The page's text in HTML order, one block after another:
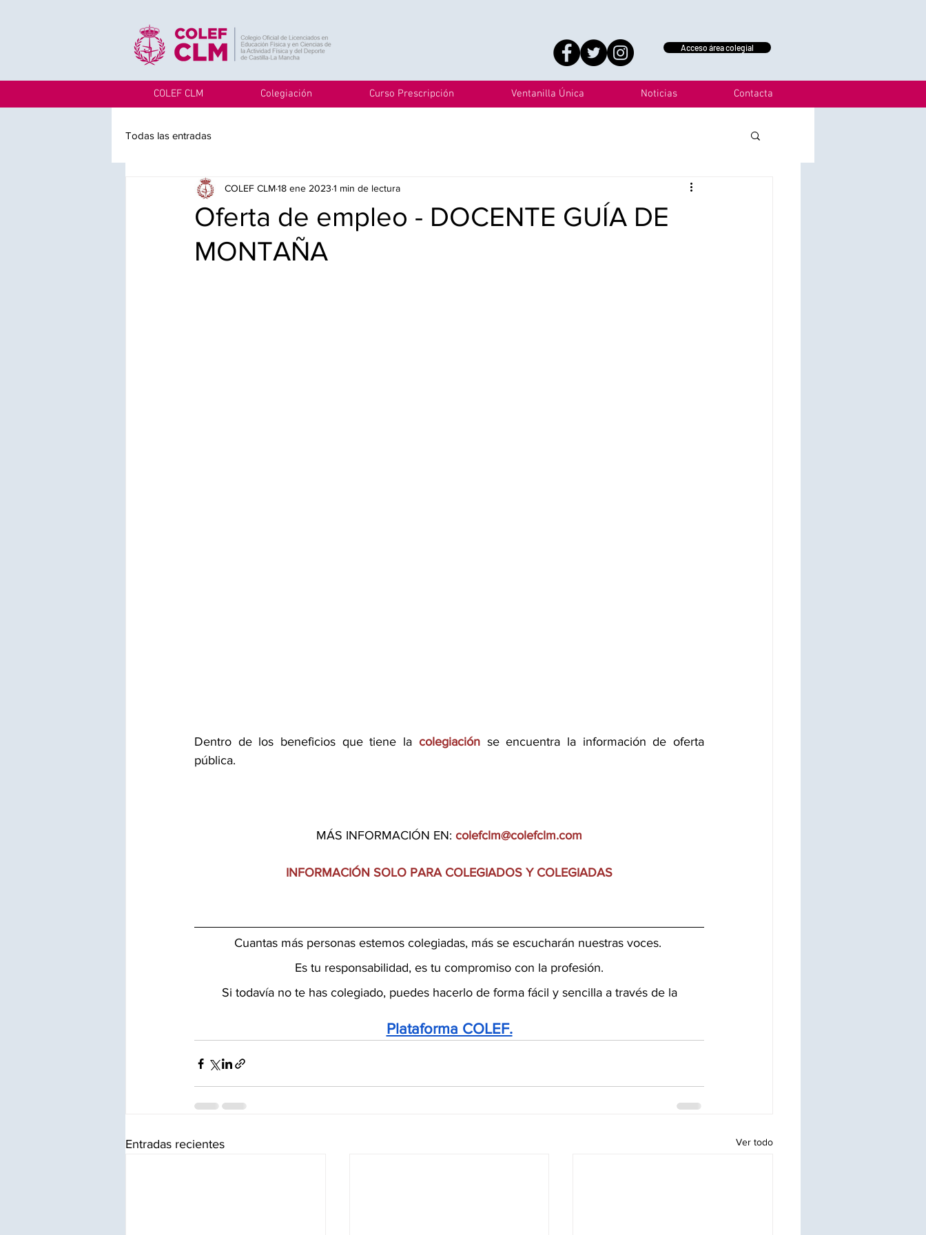
Acceso área colegial
COLEF CLM Colegiación Curso Prescripción Ventanilla Única Noticias Contacta
Todas las entradas
Oferta de empleo - DOCENTE GUÍA DE
MONTAÑA
COLEF CLM18 ene 2023 1 min de lectura
Dentro de los beneficios que tiene la colegiación se encuentra la información de oferta
pública.
MÁS INFORMACIÓN EN: colefclm@colefclm.com
INFORMACIÓN SOLO PARA COLEGIADOS Y COLEGIADAS
Cuantas más personas estemos colegiadas, más se escucharán nuestras voces.
Es tu responsabilidad, es tu compromiso con la profesión.
Si todavía no te has colegiado, puedes hacerlo de forma fácil y sencilla a través de la
Plataforma COLEF.
Entradas recientes Ver todo